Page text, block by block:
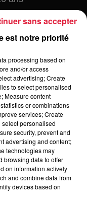
SensoRied,
août : où et
ce spectacle en...
est notre priorité
processing based on
and/or access
advertising; Create
to select personalised
Measure content
or combinations
services; Create
personalised
security, prevent and
advertising and content;
technologies may
browsing data to offer
on information actively
and combine data from
devices based on
sans accepter